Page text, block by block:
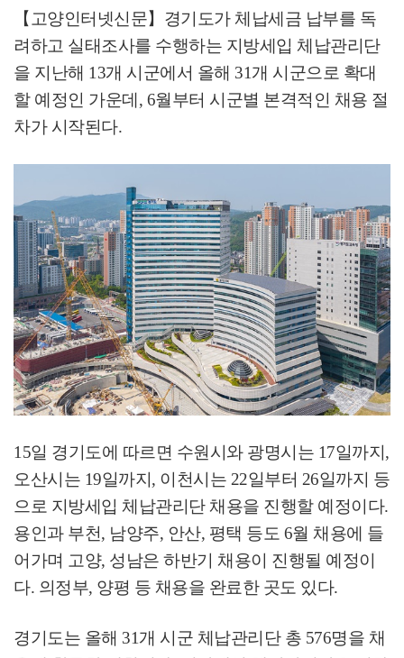
【고양인터넷신문】 경기도가 체납세금 납부를 독
려하고 실태조사를 수행하는 지방세입 체납관리단
을 지난해 13개 시군에서 올해 31개 시군으로 확대
할 예정인 가운데 , 6월부터 시군별 본격적인 채용 절
차가 시작된다.
15일 경기도에 따르면 수원시와 광명시는 17일까지,
오산시는 19일까지, 이천시는 22일부터 26일까지 등
으로 지방세입 체납관리단 채용을 진행할 예정이다.
용인과 부천, 남양주, 안산, 평택 등도 6월 채용에 들
어가며 고양, 성남은 하반기 채용이 진행될 예정이
다. 의정부, 양평 등 채용을 완료한 곳도 있다.
경기도는 올해 31개 시군 체납관리단 총 576명을 채